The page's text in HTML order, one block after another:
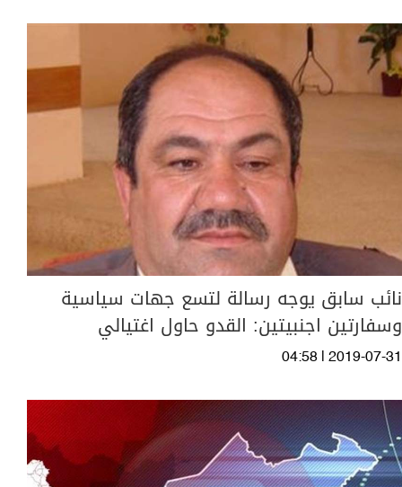
نائب سابق يوجه رسالة لتسع جهات سياسية
وسفارتين اجنبيتين: القدو حاول اغتيالي
04:58 | 2019-07-31